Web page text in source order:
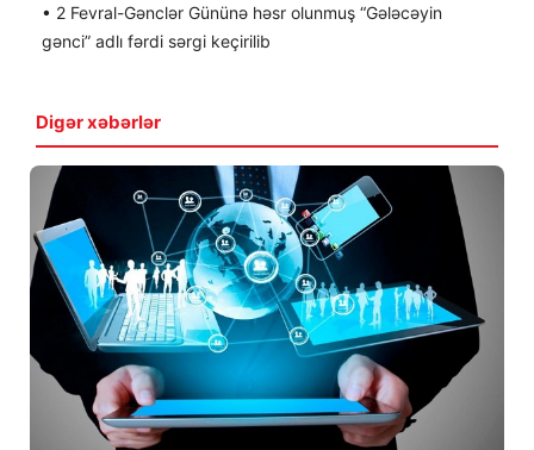
• 2 Fevral-Gənclər Gününə həsr olunmuş “Gələcəyin
gənci” adlı fərdi sərgi keçirilib
Digər xəbərlər